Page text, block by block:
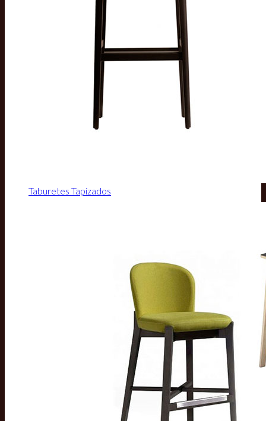
Taburetes Tapizados